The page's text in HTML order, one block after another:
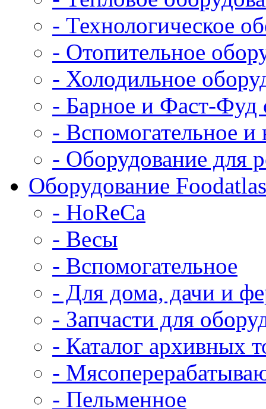
- Технологическое
- Отопительное
- Холодильное
- Барное и Фаст-Фуд
- Вспомогательное и
- Оборудование для
Оборудование Foodatlas
- HoReCa
- Весы
- Вспомогательное
- Для дома, дачи и
- Запчасти для
- Каталог архивных
-
- Пельменное